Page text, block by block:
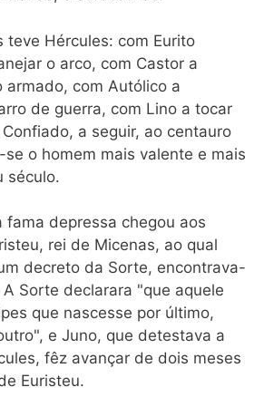
teve Hércules: com Eurito
o arco, com Castor a
armado, com Autólico a
de guerra, com Lino a tocar
a seguir, ao centauro
se o homem mais valente e mais
século.
fama depressa chegou aos
rei de Micenas, ao qual
decreto da Sorte, encontrava-
Sorte declarara "que aquele
que nascesse por último,
e Juno, que detestava a
fêz avançar de dois meses
Euristeu.